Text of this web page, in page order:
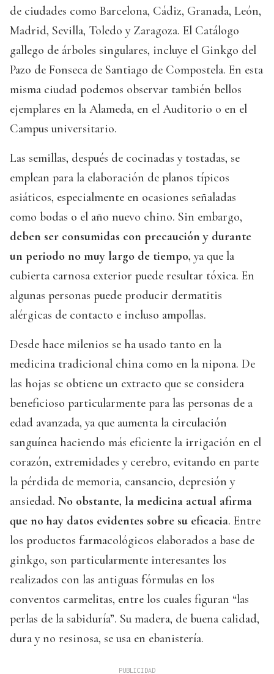
de ciudades como Barcelona, Cádiz, Granada, León,
Madrid, Sevilla, Toledo y Zaragoza. El Catálogo
gallego de árboles singulares, incluye el Ginkgo del
Pazo de Fonseca de Santiago de Compostela. En esta
misma ciudad podemos observar también bellos
ejemplares en la Alameda, en el Auditorio o en el
Campus universitario.
Las semillas, después de cocinadas y tostadas, se
emplean para la elaboración de planos típicos
asiáticos, especialmente en ocasiones señaladas
como bodas o el año nuevo chino. Sin embargo,
deben ser consumidas con precaución y durante
un periodo no muy largo de tiempo, ya que la
cubierta carnosa exterior puede resultar tóxica. En
algunas personas puede producir dermatitis
alérgicas de contacto e incluso ampollas.
Desde hace milenios se ha usado tanto en la
medicina tradicional china como en la nipona. De
las hojas se obtiene un extracto que se considera
beneficioso particularmente para las personas de a
edad avanzada, ya que aumenta la circulación
sanguínea haciendo más eficiente la irrigación en el
corazón, extremidades y cerebro, evitando en parte
la pérdida de memoria, cansancio, depresión y
ansiedad. No obstante, la medicina actual afirma
que no hay datos evidentes sobre su eficacia. Entre
los productos farmacológicos elaborados a base de
ginkgo, son particularmente interesantes los
realizados con las antiguas fórmulas en los
conventos carmelitas, entre los cuales figuran “las
perlas de la sabiduría”. Su madera, de buena calidad,
dura y no resinosa, se usa en ebanistería.